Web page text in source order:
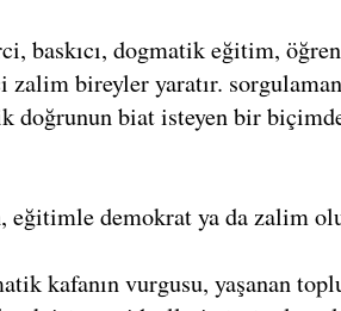
baskıcı, dogmatik eğitim,
zalim bireyler yaratır.
doğrunun biat isteyen bir
eğitimle demokrat ya da zalim
kafanın vurgusu, yaşanan